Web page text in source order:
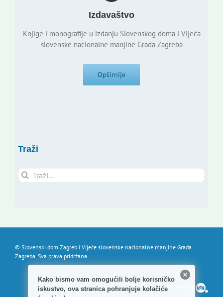
Izdavaštvo
Knjige i monografije u izdanju Slovenskog doma i Vijeća
slovenske nacionalne manjine Grada Zagreba
Opširnije
Traži
Traži...
© Slovenski dom Zagreb i Vijeće slovenske nacionalne manjine Grada
Zagreba. Sva prava pridržana.
Powered by
Kako bismo vam omogućili bolje korisničko
iskustvo, ova stranica pohranjuje kolačiće